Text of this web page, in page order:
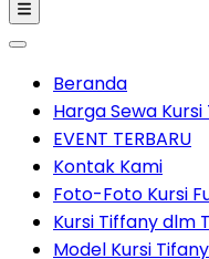
Beranda
Harga Sewa
EVENT TERBARU
Kontak Kami
Foto-Foto Kursi
Kursi Tiffany dlm
Model Kursi Tifany